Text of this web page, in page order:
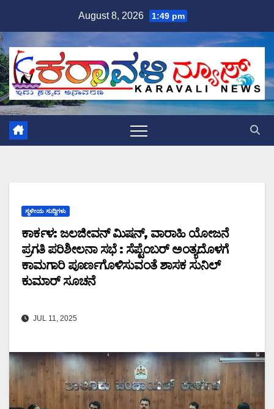
content
August 8, 2026 1:49 pm
ಸ್ಥಳೀಯ ಸುದ್ದಿಗಳು
ಕಾರ್ಕಳ: ಜಲಜೀವನ್‌ ಮಿಷನ್‌, ವಾರಾಹಿ ಯೋಜನೆ
ಪ್ರಗತಿ ಪರಿಶೀಲನಾ ಸಭೆ : ಸೆಪ್ಟೆಂಬರ್ ಅಂತ್ಯದೊಳಗೆ
ಕಾಮಗಾರಿ ಪೂರ್ಣಗೊಳಿಸುವಂತೆ ಶಾಸಕ ಸುನಿಲ್
ಕುಮಾರ್ ಸೂಚನೆ
JUL 11, 2025